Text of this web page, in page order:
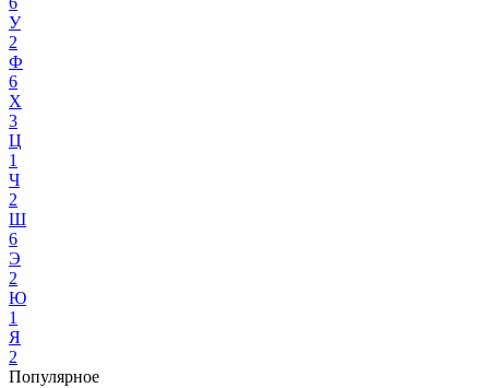
У
2
Ф
6
Х
3
Ц
1
Ч
2
Ш
6
Э
2
Ю
1
Я
2
Популярное